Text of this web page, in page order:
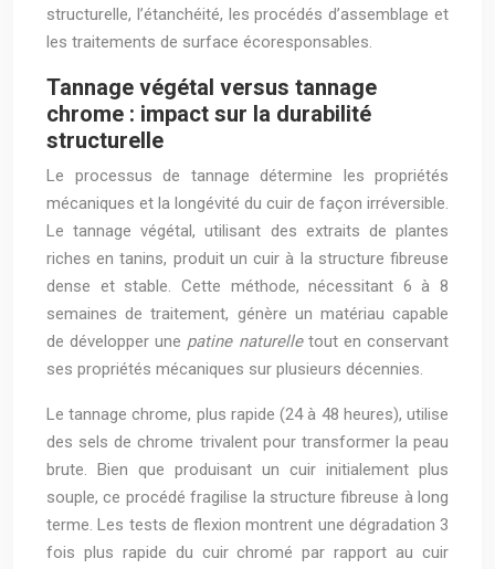
structurelle, l’étanchéité, les procédés d’assemblage et
les traitements de surface écoresponsables.
Tannage végétal versus tannage
chrome : impact sur la durabilité
structurelle
Le processus de tannage détermine les propriétés
mécaniques et la longévité du cuir de façon irréversible.
Le tannage végétal, utilisant des extraits de plantes
riches en tanins, produit un cuir à la structure fibreuse
dense et stable. Cette méthode, nécessitant 6 à 8
semaines de traitement, génère un matériau capable
de développer une patine naturelle tout en conservant
ses propriétés mécaniques sur plusieurs décennies.
Le tannage chrome, plus rapide (24 à 48 heures), utilise
des sels de chrome trivalent pour transformer la peau
brute. Bien que produisant un cuir initialement plus
souple, ce procédé fragilise la structure fibreuse à long
terme. Les tests de flexion montrent une dégradation 3
fois plus rapide du cuir chromé par rapport au cuir